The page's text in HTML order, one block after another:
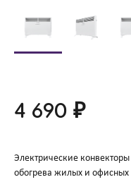
4 690 ₽
Электрические
обогрева жилых и